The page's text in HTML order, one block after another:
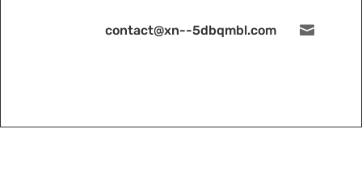

contact@xn--5dbqmbl.com